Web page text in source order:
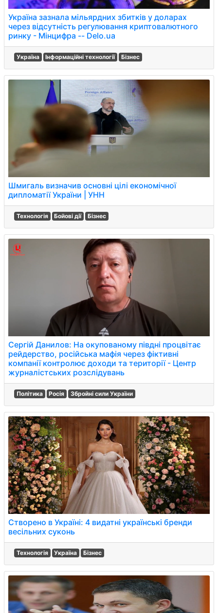
Україна зазнала мільярдних збитків у доларах
через відсутність регулювання криптовалютного
ринку - Мінцифра -- Delo.ua
Україна Інформаційні технології Бізнес
Шмигаль визначив основні цілі економічної
дипломатії України | УНН
Технологія Бойові дії Бізнес
Сергій Данилов: На окупованому півдні процвітає
рейдерство, російська мафія через фіктивні
компанії контролює доходи та території - Центр
журналістських розслідувань
Політика Росія Збройні сили України
Створено в Україні: 4 видатні українські бренди
весільних суконь
Технологія Україна Бізнес